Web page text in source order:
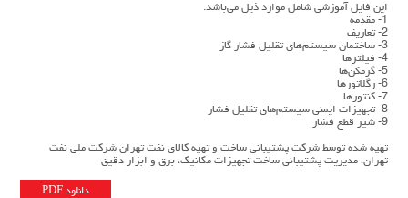
این فایل آموزشی شامل موارد ذیل می‌باشد:
1- مقدمه
2- تعاریف
3- ساختمان سیستم‌های تقلیل فشار گاز
4- فیلترها
5- گرمکن‌ها
6- رگلاتورها
7- کنتورها
8- تجهیزات ایمنی سیستم‌های تقلیل فشار
9- شیر قطع فشار
تهیه شده توسط شرکت پشتیبانی ساخت و تهیه کالای نفت تهران شرکت ملی نفت
تهران، مدیریت پشتیبانی ساخت تجهیزات مکانیک، برق و ابزار دقیق
دانلود PDF